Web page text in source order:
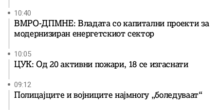
10:40
ВМРО-ДПМНЕ: Владата со капитални проекти за
модернизиран енергетскиот сектор
10:05
ЦУК: Од 20 активни пожари, 18 се изгаснати
09:12
Полицајците и војниците најмногу „боледуваат“